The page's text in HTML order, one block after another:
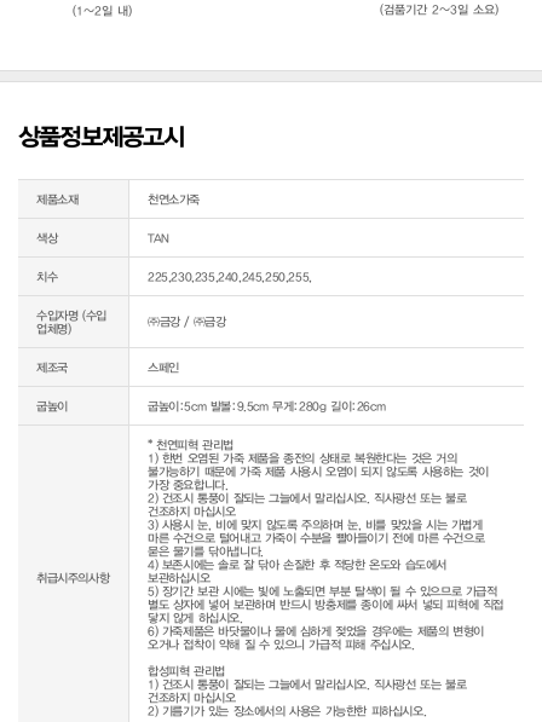
(1~2일 내)
(검품기간 2~3일 소요)
상품정보제공고시
제품소재 천연소가죽
색상 TAN
치수 225,230,235,240,245,250,255,
수입자명 (수입
업체명)
㈜금강 / ㈜금강
제조국 스페인
굽높이 굽높이:5cm 발볼:9.5cm 무게:280g 길이:26cm
취급시주의사항
* 천연피혁 관리법
1) 한번 오염된 가죽 제품을 종전의 상태로 복원한다는 것은 거의
불가능하기 때문에 가죽 제품 사용시 오염이 되지 않도록 사용하는 것이
가장 중요합니다.
2) 건조시 통풍이 잘되는 그늘에서 말리십시오. 직사광선 또는 불로
건조하지 마십시오
3) 사용시 눈, 비에 맞지 않도록 주의하며 눈, 비를 맞았을 시는 가볍게
마른 수건으로 털어내고 가죽이 수분을 빨아들이기 전에 마른 수건으로
묻은 물기를 닦아냅니다.
4) 보존시에는 솔로 잘 닦아 손질한 후 적당한 온도와 습도에서
보관하십시오
5) 장기간 보관 시에는 빛에 노출되면 부분 탈색이 될 수 있으므로 가급적
별도 상자에 넣어 보관하며 반드시 방충제를 종이에 싸서 넣되 피혁에 직접
닿지 않게 하십시오.
6) 가죽제품은 바닷물이나 물에 심하게 젖었을 경우에는 제품의 변형이
오거나 접착이 약해 질 수 있으니 가급적 피해 주십시오.
합성피혁 관리법
1) 건조시 통풍이 잘되는 그늘에서 말리십시오. 직사광선 또는 불로
건조하지 마십시오